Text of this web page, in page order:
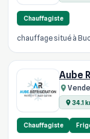
Chauffagiste
chauffage situé à
Aube
34.1
Chauffagiste